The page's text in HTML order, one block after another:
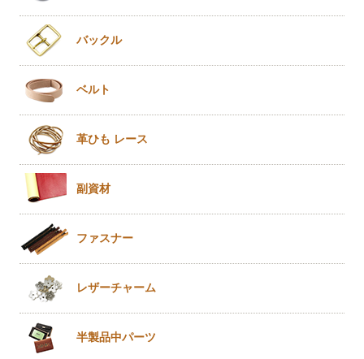
バックル
ベルト
革ひも レース
副資材
ファスナー
レザーチャーム
半製品中パーツ